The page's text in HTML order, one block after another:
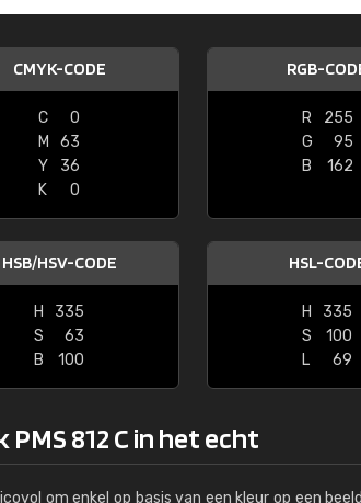
CMYK-CODE
C
0
M
63
Y
36
K
0
RGB-
R
255
G
95
B
162
HSB/HSV-CODE
H
335
S
63
B
100
HSL-
H
335
S
100
L
69
PMS 812 C in het echt
om enkel op basis van een kleur op een